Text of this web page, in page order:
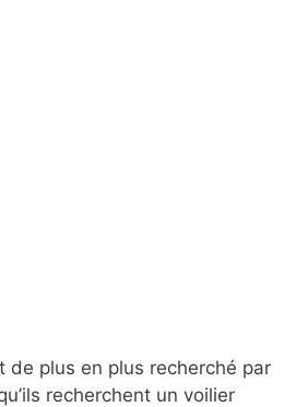
de plus en plus recherché par
recherchent un voilier